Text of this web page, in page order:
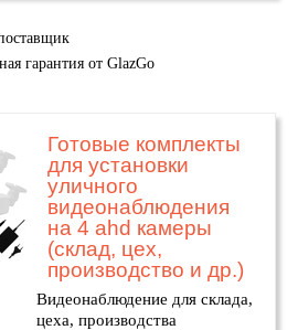
гарантия от GlazGo
Готовые комплекты
для установки
уличного
видеонаблюдения
на 4 ahd камеры
(склад, цех,
производство и др.)
Видеонаблюдение для склада,
цеха, производства